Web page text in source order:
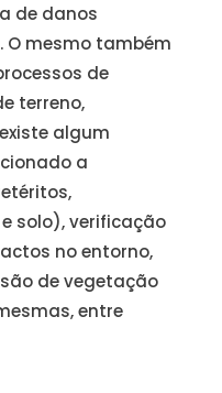
de danos
mesmo também
de
terreno,
algum
a
solo), verificação
no entorno,
de vegetação
entre